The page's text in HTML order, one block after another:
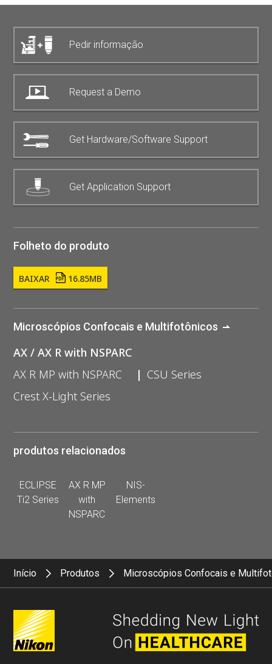
Pedir informação
Request a Demo
Get Hardware/Software Support
Get Application Support
Folheto do produto
BAIXAR 16.85MB
Microscópios Confocais e Multifotônicos
AX / AX R with NSPARC
AX R MP with NSPARC
CSU Series
Crest X-Light Series
produtos relacionados
ECLIPSE
Ti2 Series
AX R MP
with
NSPARC
NIS-
Elements
Início Produtos Microscópios Confocais e